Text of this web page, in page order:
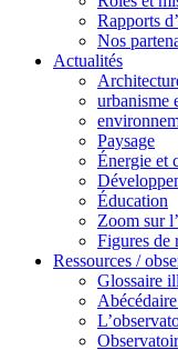
Rapports
Nos
Actualités
urbanisme
Paysage
Énergie et
Éducation
Zoom sur
Figures de
Ressources /
Glossaire